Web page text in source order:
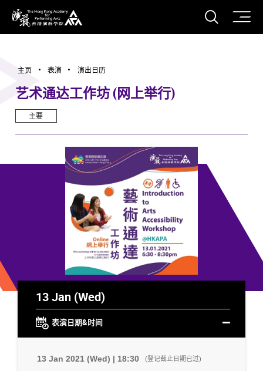
香港演艺学院
打开
主页 表演 演出日历
艺术通达工作坊 (网上举行)
主要
13 Jan (Wed)
表演日期&时间
13 Jan 2021 (Wed) | 18:30 (登记截止日期已过)